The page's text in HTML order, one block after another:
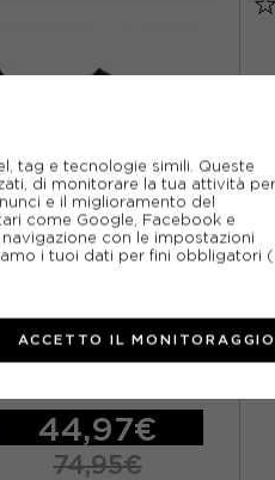
ON
44,97€
74,95€
tag e tecnologie simili. Queste
di monitorare la tua attività per
e il miglioramento del
come Google, Facebook e
con le impostazioni
i tuoi dati per fini obbligatori
ACCETTO IL MONITORAGGIO